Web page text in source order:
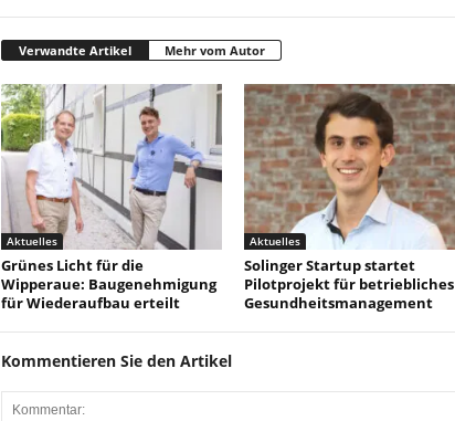
Verwandte Artikel Mehr vom Autor
Aktuelles
Grünes Licht für die
Wipperaue: Baugenehmigung
für Wiederaufbau erteilt
Aktuelles
Solinger Startup startet
Pilotprojekt für betriebliches
Gesundheitsmanagement
Kommentieren Sie den Artikel